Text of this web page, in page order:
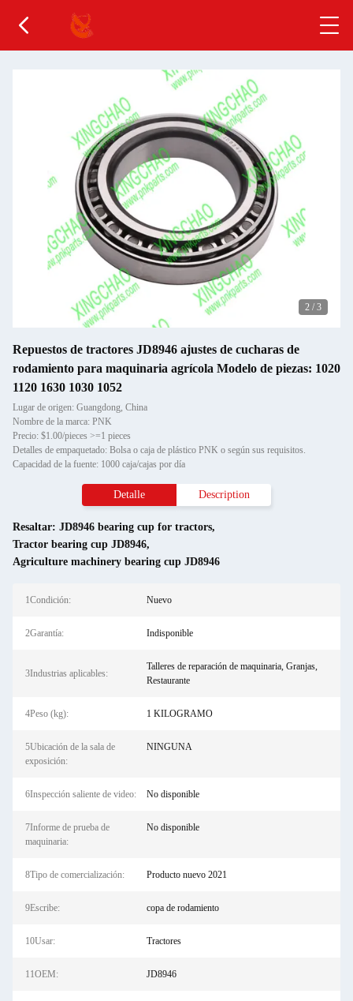
2 / 3
Repuestos de tractores JD8946 ajustes de cucharas de
rodamiento para maquinaria agrícola Modelo de piezas: 1020
1120 1630 1030 1052
Lugar de origen: Guangdong, China
Nombre de la marca: PNK
Precio: $1.00/pieces >=1 pieces
Detalles de empaquetado: Bolsa o caja de plástico PNK o según sus requisitos.
Capacidad de la fuente: 1000 caja/cajas por día
Detalle Description
Resaltar: JD8946 bearing cup for tractors,
Tractor bearing cup JD8946,
Agriculture machinery bearing cup JD8946
1Condición: Nuevo
2Garantía: Indisponible
3Industrias aplicables:
Talleres de reparación de maquinaria, Granjas,
Restaurante
4Peso (kg): 1 KILOGRAMO
5Ubicación de la sala de
exposición:
NINGUNA
6Inspección saliente de video: No disponible
7Informe de prueba de
maquinaria:
No disponible
8Tipo de comercialización: Producto nuevo 2021
9Escribe: copa de rodamiento
10Usar: Tractores
11OEM: JD8946